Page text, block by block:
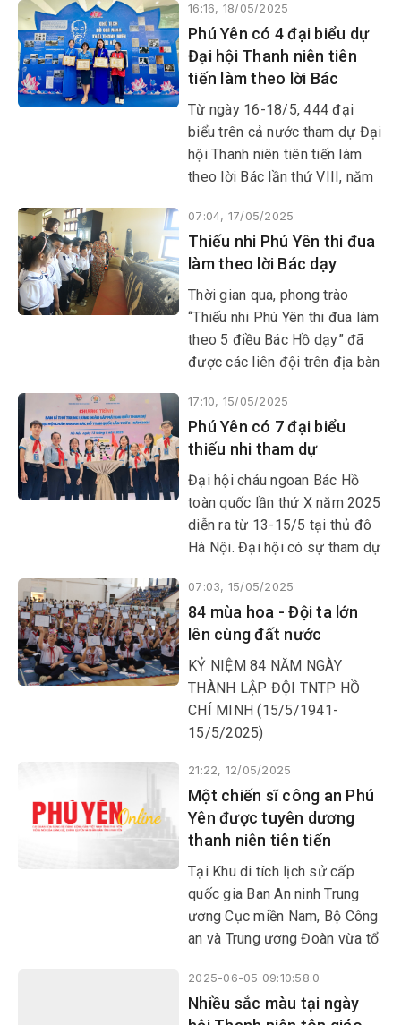
hay mạnh một phần lớn là do
các thanh niên”.
16:16, 18/05/2025
Phú Yên có 4 đại biểu dự
Đại hội Thanh niên tiên
tiến làm theo lời Bác
Từ ngày 16-18/5, 444 đại
biểu trên cả nước tham dự Đại
hội Thanh niên tiên tiến làm
theo lời Bác lần thứ VIII, năm
07:04, 17/05/2025
Thiếu nhi Phú Yên thi đua
làm theo lời Bác dạy
Thời gian qua, phong trào
“Thiếu nhi Phú Yên thi đua làm
theo 5 điều Bác Hồ dạy” đã
được các liên đội trên địa bàn
nhiều hoạt động sáng tạo, nội
dung đổi mới, phù hợp với
từng lứa tuổi, có sức lan tỏa
mạnh mẽ. Phong trào đã giúp
các em phấn đấu học tập, rèn
luyện, xứng đáng là những
bông hoa đẹp trong vườn hoa
17:10, 15/05/2025
Phú Yên có 7 đại biểu
thiếu nhi tham dự
Đại hội cháu ngoan Bác Hồ
toàn quốc lần thứ X năm 2025
diễn ra từ 13-15/5 tại thủ đô
Hà Nội. Đại hội có sự tham dự
biểu có thành tích nổi bật
trong học tập, rèn luyện và làm
theo 5 điều Bác Hồ dạy đến
từ 63 tỉnh, thành phố trên cả
nước.
07:03, 15/05/2025
84 mùa hoa - Đội ta lớn
lên cùng đất nước
KỶ NIỆM 84 NĂM NGÀY
THÀNH LẬP ĐỘI TNTP HỒ
CHÍ MINH (15/5/1941-
15/5/2025)
21:22, 12/05/2025
Một chiến sĩ công an Phú
Yên được tuyên dương
thanh niên tiên tiến
Tại Khu di tích lịch sử cấp
quốc gia Ban An ninh Trung
ương Cục miền Nam, Bộ Công
an và Trung ương Đoàn vừa tổ
tiên tiến lực lượng CAND giai
đoạn 2023-2025.
2025-06-05 09:10:58.0
Nhiều sắc màu tại ngày